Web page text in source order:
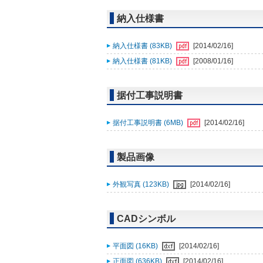
納入仕様書
納入仕様書 (83KB)
[2014/02/16]
納入仕様書 (81KB)
[2008/01/16]
据付工事説明書
据付工事説明書 (6MB) [2014/02/16]
製品画像
外観写真 (123KB) [2014/02/16]
CADシンボル
平面図 (16KB)
[2014/02/16]
正面図 (636KB)
[2014/02/16]